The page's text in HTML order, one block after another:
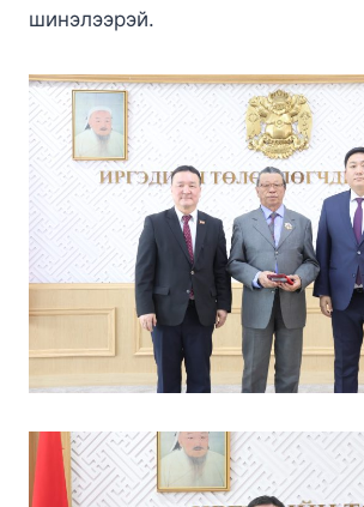
шинэлээрэй.